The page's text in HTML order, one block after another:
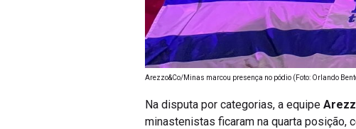
Arezzo&Co/Minas marcou presença no pódio (Foto: Orlando
Na disputa por categorias, a equipe
minastenistas ficaram na quarta posição,